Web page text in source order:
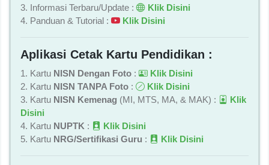
3. Informasi Terbaru/Update :
Klik Disini
4. Panduan & Tutorial :
Klik Disini
Aplikasi Cetak Kartu Pendidikan :
1. Kartu NISN Dengan Foto :
Klik Disini
2. Kartu NISN TANPA Foto :
Klik Disini
3. Kartu NISN Kemenag (MI, MTS, MA, & MAK) :
Klik
Disini
4. Kartu NUPTK :
Klik Disini
5. Kartu NRG/Sertifikasi Guru : Klik Disini